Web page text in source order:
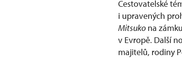
Cestovatelské
i upravených
Mitsuko na zámku
v Evropě. Další
majitelů, rodiny